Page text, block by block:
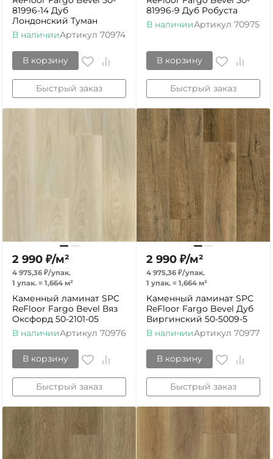
81996-14 Дуб
Лондонский Туман
В наличииАртикул 70974
В корзину
Быстрый заказ
81996-9 Дуб Робуста
В наличииАртикул 70975
В корзину
Быстрый заказ
2 990 ₽/м²
4 975,36 ₽/упак.
1 упак. = 1,664 м²
Каменный ламинат SPC
ReFloor Fargo Bevel Вяз
Оксфорд 50-2101-05
В наличииАртикул 70976
В корзину
Быстрый заказ
2 990 ₽/м²
4 975,36 ₽/упак.
1 упак. = 1,664 м²
Каменный ламинат SPC
ReFloor Fargo Bevel Дуб
Виргинский 50-5009-5
В наличииАртикул 70977
В корзину
Быстрый заказ